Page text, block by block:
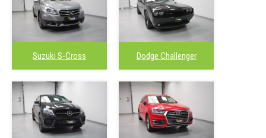
Suzuki S-Cross Dodge Challenger